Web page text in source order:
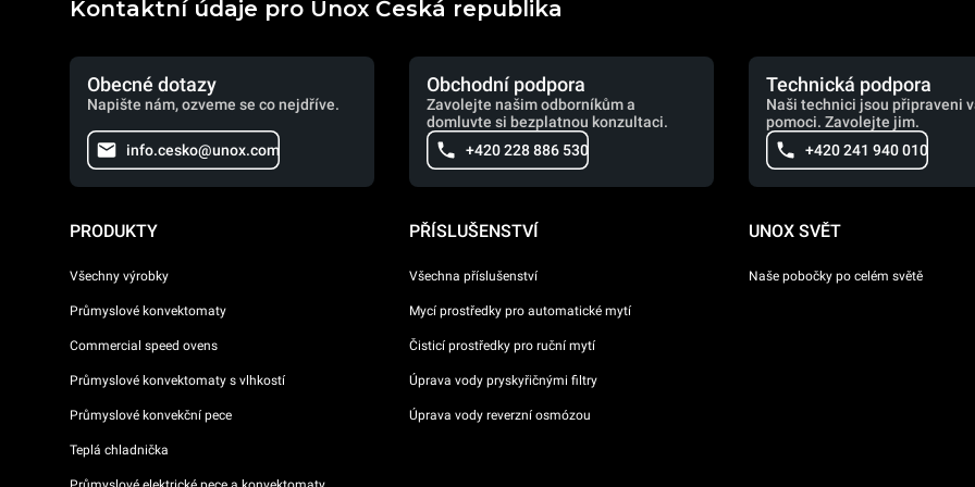
Kontaktní údaje pro Unox Česká republika
Obecné dotazy
Napište nám, ozveme se co nejdříve.
info.cesko@unox.com
Obchodní podpora
Zavolejte našim odborníkům a
domluvte si bezplatnou konzultaci.
+420 228 886 530
Technická podpora
Naši technici jsou připraveni
pomoci. Zavolejte jim.
+420 241 940 010
PRODUKTY
Všechny výrobky
Průmyslové konvektomaty
Commercial speed ovens
Průmyslové konvektomaty s vlhkostí
Průmyslové konvekční pece
Teplá chladnička
PŘÍSLUŠENSTVÍ
Všechna příslušenství
Mycí prostředky pro automatické mytí
Čisticí prostředky pro ruční mytí
Úprava vody pryskyřičnými filtry
Úprava vody reverzní osmózou
UNOX SVĚT
Naše pobočky po celém světě